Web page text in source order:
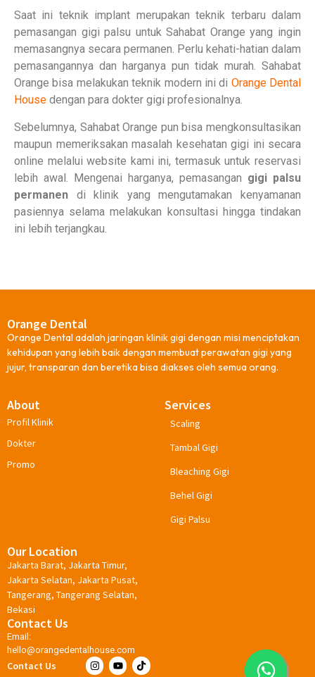
Saat ini teknik implant merupakan teknik terbaru dalam
pemasangan gigi palsu untuk Sahabat Orange yang ingin
memasangnya secara permanen. Perlu kehati-hatian dalam
pemasangannya dan harganya pun tidak murah. Sahabat
Orange bisa melakukan teknik modern ini di Orange Dental
House dengan para dokter gigi profesionalnya.
Sebelumnya, Sahabat Orange pun bisa mengkonsultasikan
maupun memeriksakan masalah kesehatan gigi ini secara
online melalui website kami ini, termasuk untuk reservasi
lebih awal. Mengenai harganya, pemasangan gigi palsu
permanen di klinik yang mengutamakan kenyamanan
pasiennya selama melakukan konsultasi hingga tindakan
ini lebih terjangkau.
Orange Dental
Orange Dental adalah jaringan klinik gigi dengan misi menciptakan
kehidupan yang lebih baik dengan membuat perawatan gigi yang
jujur, transparan dan beretika bisa diakses oleh semua orang.
About
Profil Klinik
Dokter
Promo
Services
Scaling
Tambal Gigi
Bleaching Gigi
Behel Gigi
Gigi Palsu
Our Location
Jakarta Barat, Jakarta Timur,
Jakarta Selatan, Jakarta Pusat,
Tangerang, Tangerang Selatan,
Bekasi
Contact Us
Email:
hello@orangedentalhouse.com
Contact Us